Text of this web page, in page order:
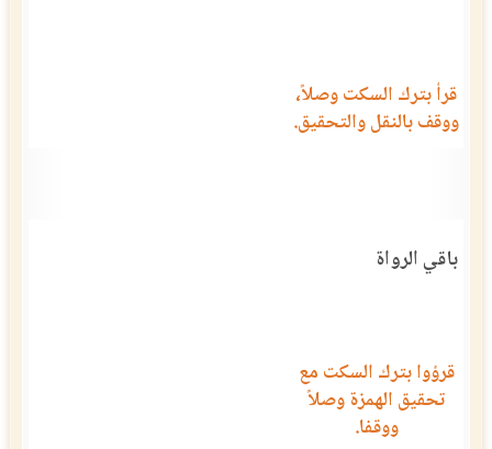
قرأ بترك السكت وصلاً،
ووقف بالنقل والتحقيق.
باقي الرواة
قرؤوا بترك السكت مع
تحقيق الهمزة وصلاً
ووقفا.